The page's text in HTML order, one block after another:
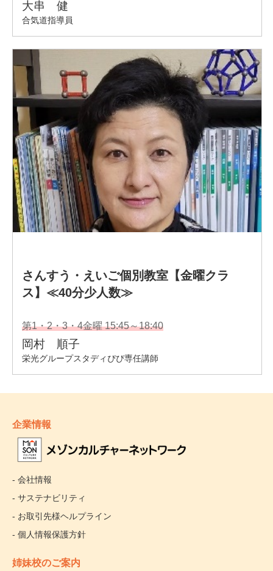
企業情報
- 会社情報
- サステナビリティ
- お取引先様ヘルプライン
- 個人情報保護方針
姉妹校のご案内